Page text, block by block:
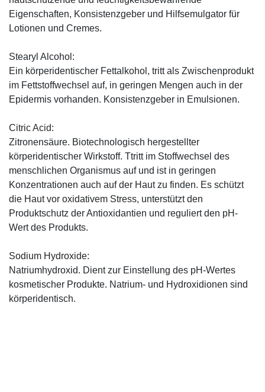
Eigenschaften, Konsistenzgeber und Hilfsemulgator für
Lotionen und Cremes.
Stearyl Alcohol:
Ein körperidentischer Fettalkohol, tritt als Zwischenprodukt
im Fettstoffwechsel auf, in geringen Mengen auch in der
Epidermis vorhanden. Konsistenzgeber in Emulsionen.
Citric Acid:
Zitronensäure. Biotechnologisch hergestellter
körperidentischer Wirkstoff. Ttritt im Stoffwechsel des
menschlichen Organismus auf und ist in geringen
Konzentrationen auch auf der Haut zu finden. Es schützt
die Haut vor oxidativem Stress, unterstützt den
Produktschutz der Antioxidantien und reguliert den pH-
Wert des Produkts.
Sodium Hydroxide:
Natriumhydroxid. Dient zur Einstellung des pH-Wertes
kosmetischer Produkte. Natrium- und Hydroxidionen sind
körperidentisch.